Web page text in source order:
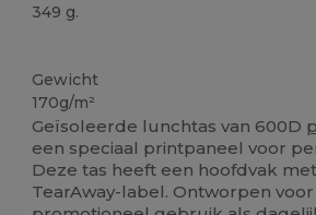
349 g.
Gewicht
170g/m²
Geïsoleerde lunchtas van 600D
een speciaal printpaneel voor
Deze tas heeft een hoofdvak
TearAway-label. Ontworpen